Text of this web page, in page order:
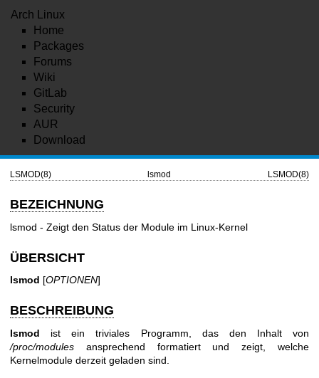
Arch Linux
Home
Packages
Forums
Wiki
GitLab
Security
AUR
Download
LSMOD(8) lsmod LSMOD(8)
BEZEICHNUNG
lsmod - Zeigt den Status der Module im Linux-Kernel
ÜBERSICHT
lsmod [OPTIONEN]
BESCHREIBUNG
lsmod ist ein triviales Programm, das den Inhalt von
/proc/modules ansprechend formatiert und zeigt, welche
Kernelmodule derzeit geladen sind.